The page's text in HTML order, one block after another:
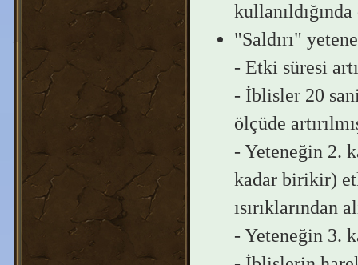
"Saldırı"
- Etki süresi
- İblisler 20
ölçüde
- Yeteneğin 2.
kadar birikir)
ısırıklarından
- Yeteneğin 3.